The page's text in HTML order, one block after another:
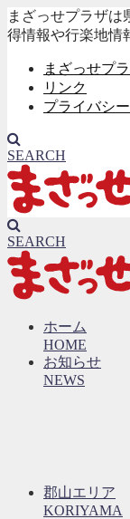
まざっせプラザは
得情報や行楽地情
まざっせプ
リンク
プライバシ
SEARCH
SEARCH
ホーム
HOME
お知らせ
NEWS
郡山エリア
KORIYAMA